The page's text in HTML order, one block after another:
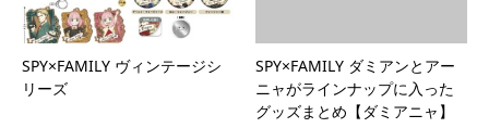
SPY×FAMILY ヴィンテージシ
リーズ
SPY×FAMILY ダミアンとアー
ニャがラインナップに入った
グッズまとめ【ダミアニャ】